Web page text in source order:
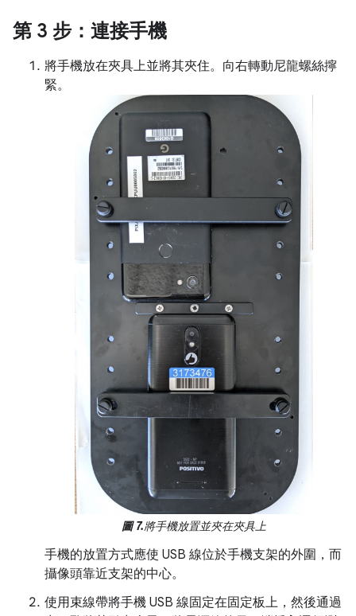
第 3 步：連接手機
將手機放在夾具上並將其夾住。向右轉動尼龍螺絲擰
緊。
圖 7.將手機放置並夾在夾具上
手機的放置方式應使 USB 線位於手機支架的外圍，而
攝像頭靠近支架的中心。
使用束線帶將手機 USB 線固定在固定板上，然後通過